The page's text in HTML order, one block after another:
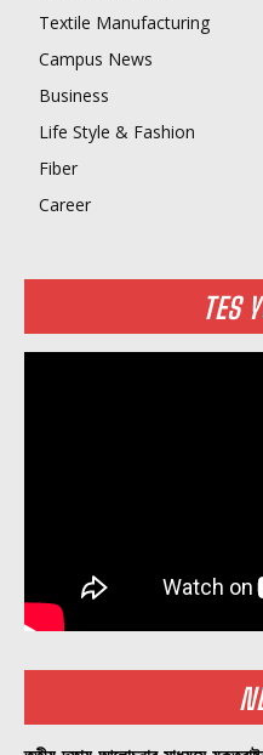
Textile Manufacturing
Campus News
Business
Life Style & Fashion
Fiber
Career
TES